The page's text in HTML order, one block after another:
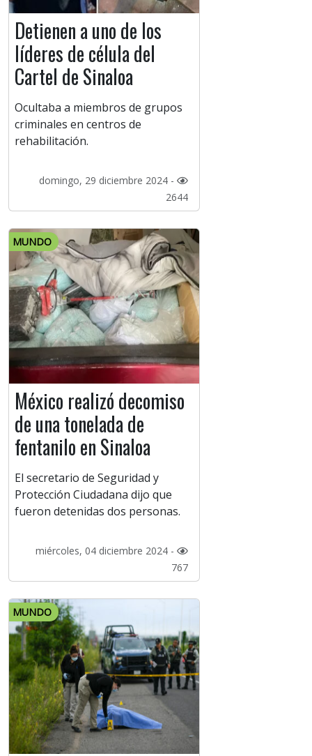
Detienen a uno de los
líderes de célula del
Cartel de Sinaloa
Ocultaba a miembros de grupos
criminales en centros de
rehabilitación.
domingo, 29 diciembre 2024 -
2644
MUNDO
México realizó decomiso
de una tonelada de
fentanilo en Sinaloa
El secretario de Seguridad y
Protección Ciudadana dijo que
fueron detenidas dos personas.
miércoles, 04 diciembre 2024 -
767
MUNDO